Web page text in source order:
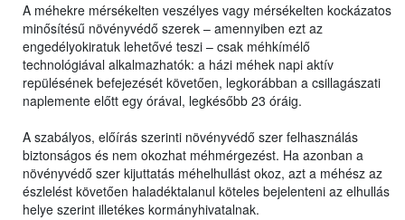
A méhekre mérsékelten veszélyes vagy mérsékelten kockázatos
minősítésű növényvédő szerek – amennyiben ezt az
engedélyokiratuk lehetővé teszi – csak méhkímélő
technológiával alkalmazhatók: a házi méhek napi aktív
repülésének befejezését követően, legkorábban a csillagászati
naplemente előtt egy órával, legkésőbb 23 óráig.
A szabályos, előírás szerinti növényvédő szer felhasználás
biztonságos és nem okozhat méhmérgezést. Ha azonban a
növényvédő szer kijuttatás méhelhullást okoz, azt a méhész az
észlelést követően haladéktalanul köteles bejelenteni az elhullás
helye szerint illetékes kormányhivatalnak.